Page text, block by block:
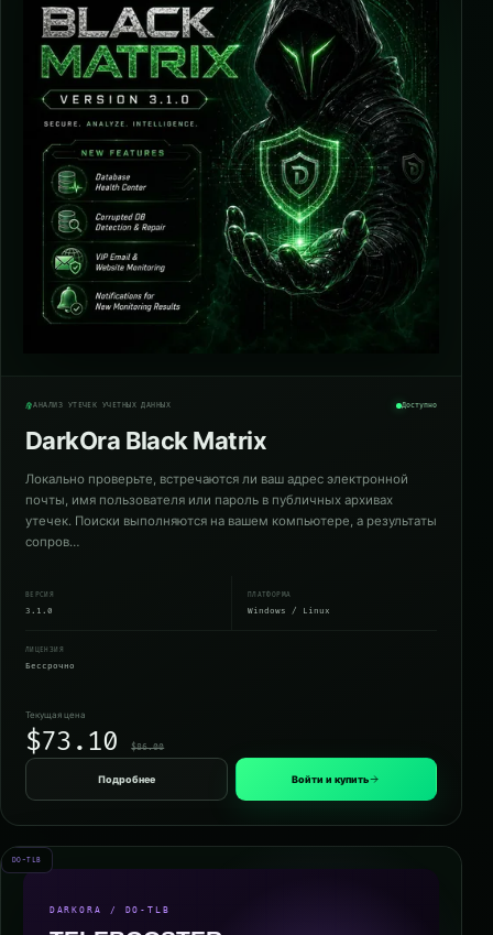
АНАЛИЗ УТЕЧЕК УЧЁТНЫХ ДАННЫХ Доступно
DarkOra Black Matrix
Локально проверьте, встречаются ли ваш адрес электронной
почты, имя пользователя или пароль в публичных архивах
утечек. Поиски выполняются на вашем компьютере, а результаты
сопров…
ВЕРСИЯ
3.1.0
ПЛАТФОРМА
Windows / Linux
ЛИЦЕНЗИЯ
Бессрочно
Текущая цена
$73.10 $86.00
Подробнее Войти и купить
DO-TLB